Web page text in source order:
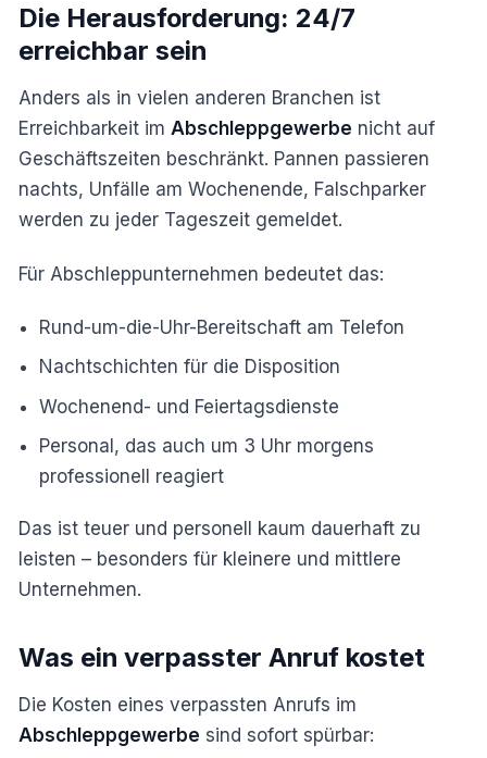
Die Herausforderung: 24/7
erreichbar sein
Anders als in vielen anderen Branchen ist
Erreichbarkeit im Abschleppgewerbe nicht auf
Geschäftszeiten beschränkt. Pannen passieren
nachts, Unfälle am Wochenende, Falschparker
werden zu jeder Tageszeit gemeldet.
Für Abschleppunternehmen bedeutet das:
Rund-um-die-Uhr-Bereitschaft am Telefon
Nachtschichten für die Disposition
Wochenend- und Feiertagsdienste
Personal, das auch um 3 Uhr morgens
professionell reagiert
Das ist teuer und personell kaum dauerhaft zu
leisten – besonders für kleinere und mittlere
Unternehmen.
Was ein verpasster Anruf kostet
Die Kosten eines verpassten Anrufs im
Abschleppgewerbe sind sofort spürbar: